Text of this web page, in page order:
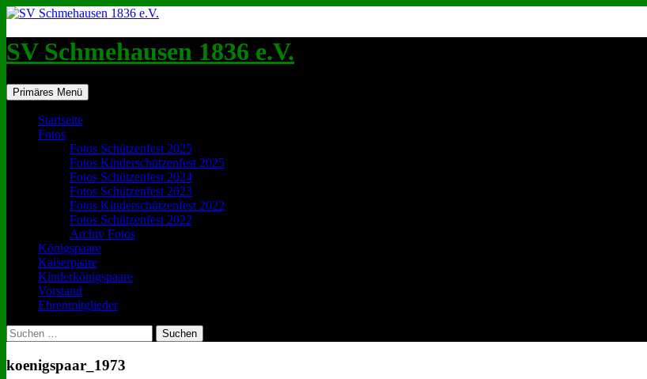
SV Schmehausen 1836 e.V.
Suchen
Primäres Menü Zum
Inhalt
Startseite
Fotos
Fotos Schützenfest 2025
Fotos Kinderschützenfest 2025
Fotos Schützenfest 2024
Fotos Schützenfest 2023
Fotos Kinderschützenfest 2022
Fotos Schützenfest 2022
Archiv Fotos
Königspaare
Kaiserpaare
Kinderkönigspaare
Vorstand
Ehrenmitglieder
Suchen
nach:
koenigspaar_1973